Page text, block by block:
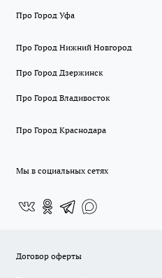
Про Город Уфа
Про Город Нижний Новгород
Про Город Дзержинск
Про Город Владивосток
Про Город Краснодара
Мы в социальных сетях
Договор оферты